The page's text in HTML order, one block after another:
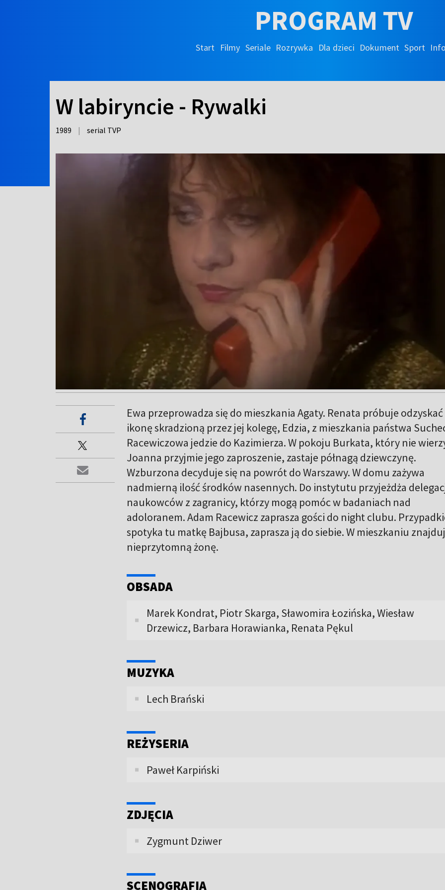
PROGRAM TV
Start Filmy Seriale Rozrywka Dla dzieci Dokument Sport
W labiryncie - Rywalki
1989 | serial TVP
Ewa przeprowadza się do mieszkania Agaty. Renata próbuje odzyskać
ikonę skradzioną przez jej kolegę, Edzia, z mieszkania państwa
Racewiczowa jedzie do Kazimierza. W pokoju Burkata, który nie
Joanna przyjmie jego zaproszenie, zastaje półnagą dziewczynę.
Wzburzona decyduje się na powrót do Warszawy. W domu zażywa
nadmierną ilość środków nasennych. Do instytutu przyjeżdża
naukowców z zagranicy, którzy mogą pomóc w badaniach nad
adoloranem. Adam Racewicz zaprasza gości do night clubu.
spotyka tu matkę Bajbusa, zaprasza ją do siebie. W mieszkaniu
nieprzytomną żonę.
OBSADA
Marek Kondrat, Piotr Skarga, Sławomira Łozińska, Wiesław
Drzewicz, Barbara Horawianka, Renata Pękul
MUZYKA
Lech Brański
REŻYSERIA
Paweł Karpiński
ZDJĘCIA
Zygmunt Dziwer
SCENOGRAFIA